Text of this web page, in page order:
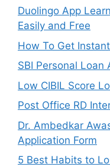
Duolingo App
Easily and Free
How To Get
SBI Personal Loan
Low CIBIL Score
Post Office RD
Dr. Ambedkar
Application Form
5 Best Habits to